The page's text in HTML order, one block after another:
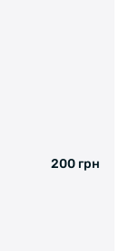
200 грн